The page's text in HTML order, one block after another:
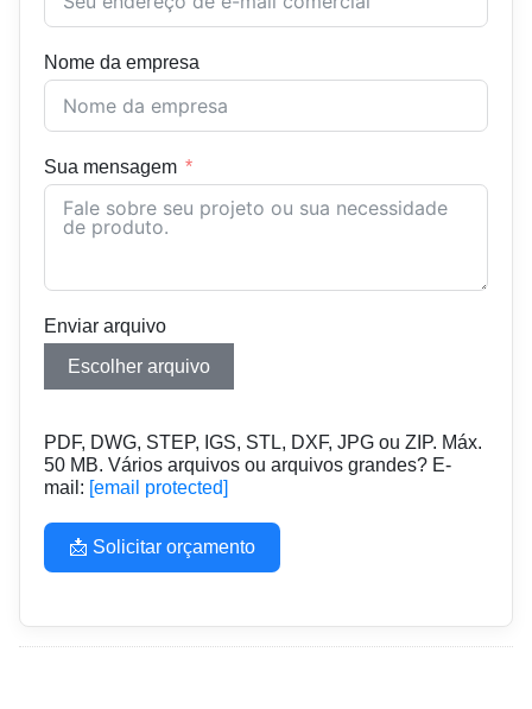
Nome da empresa
Sua mensagem
Enviar arquivo
Escolher arquivo
PDF, DWG, STEP, IGS, STL, DXF, JPG ou ZIP. Máx.
50 MB. Vários arquivos ou arquivos grandes? E-
mail: [email protected]
📩 Solicitar orçamento